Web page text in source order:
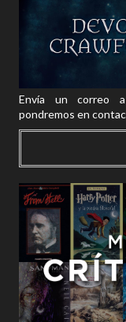
Envía un correo a
pondremos en